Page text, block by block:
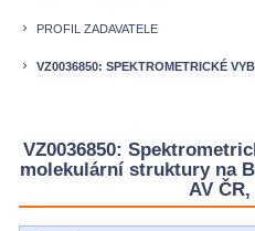
keyboard_arrow_right PROFIL ZADAVATELE
keyboard_arrow_right VZ0036850: SPEKTROMETRICKÉ
VZ0036850:
molekulární struktury na
AV